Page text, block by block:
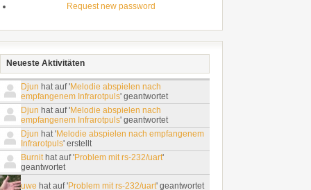
Request new password
Neueste Aktivitäten
Djun hat auf 'Melodie abspielen nach
empfangenem Infrarotpuls' geantwortet
Djun hat auf 'Melodie abspielen nach
empfangenem Infrarotpuls' geantwortet
Djun hat 'Melodie abspielen nach empfangenem
Infrarotpuls' erstellt
Burnithat auf 'Problem mit rs-232/uart'
geantwortet
uwe hat auf 'Problem mit rs-232/uart' geantwortet